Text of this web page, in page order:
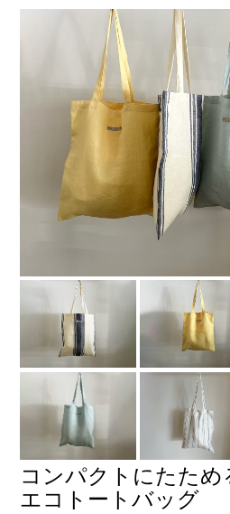
コンパクトにたた
エコトートバッグ